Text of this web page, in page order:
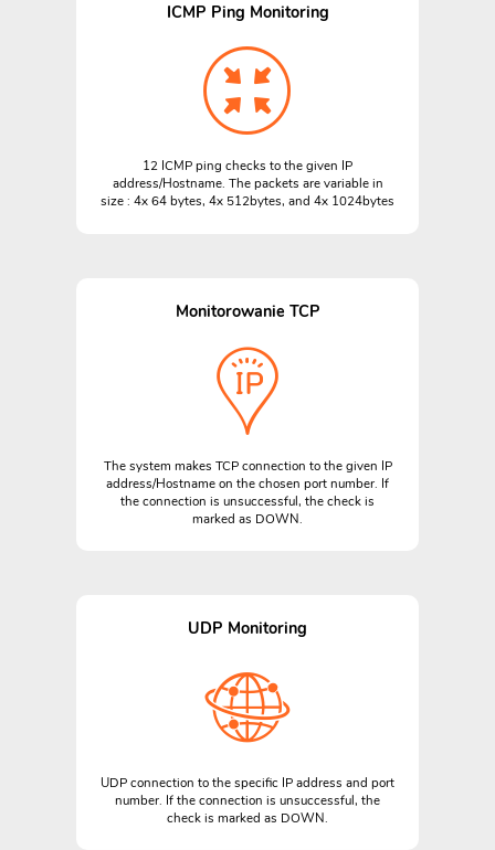
ICMP Ping Monitoring
12 ICMP ping checks to the given IP
address/Hostname. The packets are variable in
size : 4x 64 bytes, 4x 512bytes, and 4x 1024bytes
Monitorowanie TCP
The system makes TCP connection to the given IP
address/Hostname on the chosen port number. If
the connection is unsuccessful, the check is
marked as DOWN.
UDP Monitoring
UDP connection to the specific IP address and port
number. If the connection is unsuccessful, the
check is marked as DOWN.